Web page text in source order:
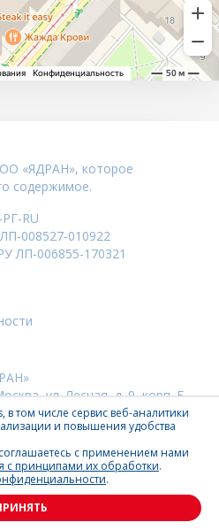
ул. Лесная, д. 9, корп. Б,
970 18 82
«ЯДРАН», которое
содержимое.
RU
008527-010922
ЛП-006855-170321
, ул. Лесная, д. 9, корп. Б,
970 18 82
том числе сервис веб-аналитики
и повышения удобства
с применением нами
с принципами их обработки.
.